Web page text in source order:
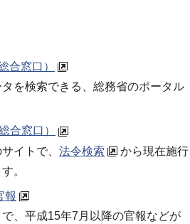
合窓口）
を検索できる、総務省のポータル
合窓口）
イトで、 法令検索
から現在施行
。
報
、平成15年7月以降の官報などが